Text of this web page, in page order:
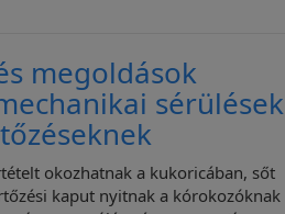
megoldások
sérülések
okozhatnak a kukoricában, sőt
kaput nyitnak a kórokozóknak